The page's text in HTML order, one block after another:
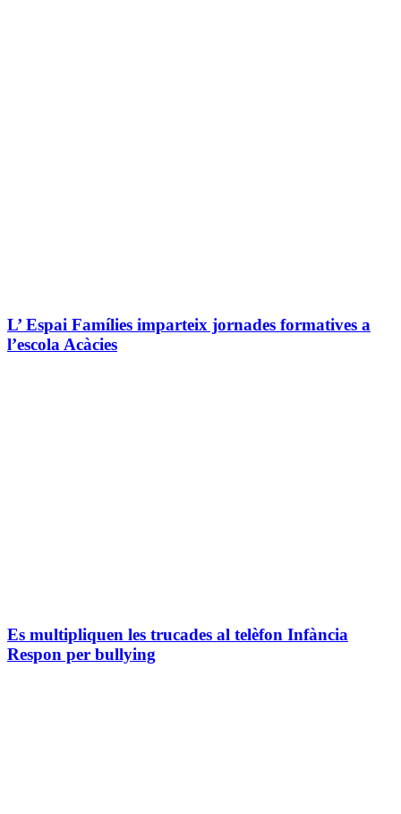
L’ Espai Famílies imparteix jornades formatives a
l’escola Acàcies
Es multipliquen les trucades al telèfon Infància
Respon per bullying